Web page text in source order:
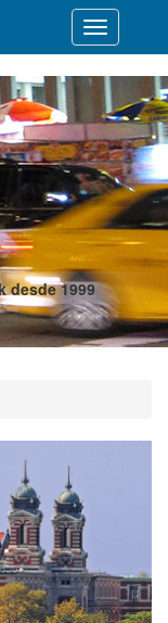
desde 1999
Desplegar